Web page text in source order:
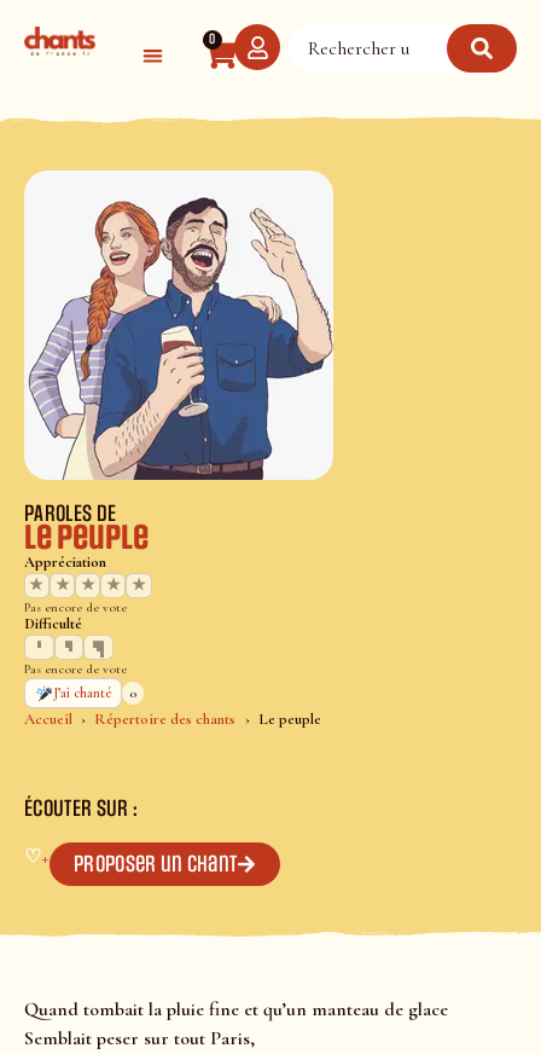
0
Accueil Répertoire des chants Le peuple
PAROLES DE
Le peuple
Appréciation
★
★ ★ ★ ★
Pas encore de vote
Difficulté
Pas encore de vote
J’ai chanté
0
ÉCOUTER SUR :
♡+ Proposer un chant
Quand tombait la pluie fine et qu’un manteau de glace
Semblait peser sur tout Paris,